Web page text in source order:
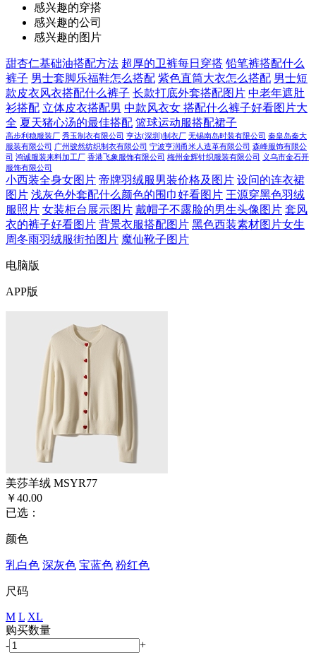
感兴趣的穿搭
感兴趣的公司
感兴趣的图片
甜杏仁基础油搭配方法 超厚的卫裤每日穿搭 铅笔裤搭配什么
裤子 男士套脚乐福鞋怎么搭配 紫色直筒大衣怎么搭配 男士短
款皮衣风衣搭配什么裤子 长款打底外套搭配图片 中老年遮肚
衫搭配 立体皮衣搭配男 中款风衣女 搭配什么裤子好看图片大
全 夏天猪心汤的最佳搭配 篮球运动服搭配裙子
高步利稳服装厂 秀玉制衣有限公司 亨达(深圳)制衣厂 无锡南岛时装有限公司 秦皇岛秦大
服装有限公司 广州骏然纺织制衣有限公司 宁波亨润甬米人造革有限公司 森峰服饰有限公
司 鸿诚服装来料加工厂 香港飞象服饰有限公司 梅州金辉针织服装有限公司 义乌市金石开
服饰有限公司
小西装全身女图片 帝牌羽绒服男装价格及图片 设问的连衣裙
图片 浅灰色外套配什么颜色的围巾好看图片 王源穿黑色羽绒
服照片 女装柜台展示图片 戴帽子不露脸的男生头像图片 套风
衣的裤子好看图片 背景衣服搭配图片 黑色西装素材图片女生
周冬雨羽绒服街拍图片 魔仙靴子图片
电脑版
APP版
美莎羊绒 MSYR77
￥40.00
已选：
颜色
乳白色 深灰色 宝蓝色 粉红色
尺码
M L XL
购买数量
-
+